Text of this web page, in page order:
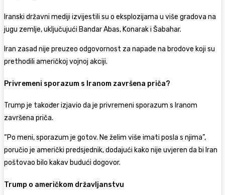
Iranski državni mediji izvijestili su o eksplozijama u više gradova na
jugu zemlje, uključujući Bandar Abas, Konarak i Šabahar.
Iran zasad nije preuzeo odgovornost za napade na brodove koji su
prethodili američkoj vojnoj akciji.
Privremeni sporazum s Iranom završena priča?
Trump je također izjavio da je privremeni sporazum s Iranom
završena priča.
“Po meni, sporazum je gotov. Ne želim više imati posla s njima”,
poručio je američki predsjednik, dodajući kako nije uvjeren da bi Iran
poštovao bilo kakav budući dogovor.
Trump o američkom državljanstvu